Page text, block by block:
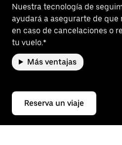
Nuestra tecnología de
ayudará a asegurarte de
en caso de cancelaciones o
tu vuelo.*
Más ventajas
Reserva un viaje